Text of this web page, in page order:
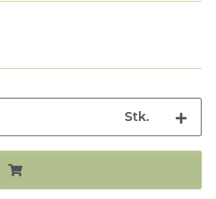
Stk.